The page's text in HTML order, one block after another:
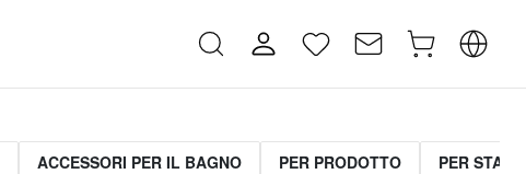
ACCESSORI PER IL BAGNO PER PRODOTTO PER